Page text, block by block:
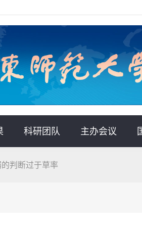
科研团队 主办会议
判断过于草率